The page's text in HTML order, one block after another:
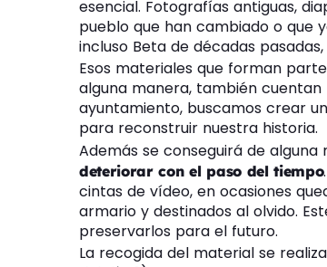
esencial. Fotografías antiguas,
pueblo que han cambiado o que
incluso Beta de décadas
Esos materiales que forman
alguna manera, también
ayuntamiento, buscamos crear
para reconstruir nuestra historia.
Además se conseguirá de alguna
deteriorar con el paso del tiempo
cintas de vídeo, en ocasiones
armario y destinados al olvido.
preservarlos para el futuro.
La recogida del material se